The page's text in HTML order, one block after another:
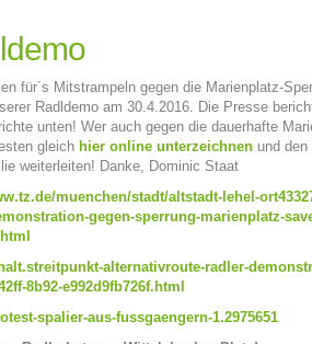
für´s Mitstrampeln gegen die Marienplatz-
Radldemo am 30.4.2016. Die Presse
unten! Wer auch gegen die dauerhafte
gleich hier online unterzeichnen und
weiterleiten! Danke, Dominic Staat
muenchen/stadt/altstadt-lehel-
gegen-sperrung-marienplatz-
alternativroute-radler-
8b92-e992d9fb726f.html
spalier-aus-fussgaengern-1.2975651